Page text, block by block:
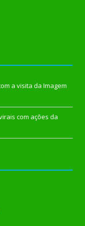
a visita da Imagem
com ações da